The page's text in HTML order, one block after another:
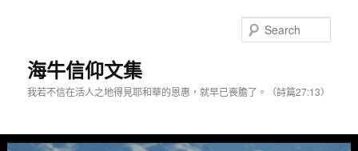
content海牛信仰文集
我若不信在活人之地得見耶和華的恩惠，就早已喪膽了。（詩篇27:13）